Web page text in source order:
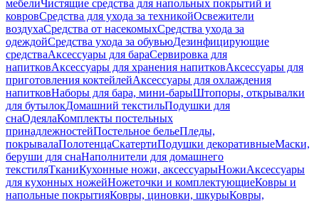
мебелиЧистящие средства для напольных покрытий и
ковровСредства для ухода за техникойОсвежители
воздухаСредства от насекомыхСредства ухода за
одеждойСредства ухода за обувьюДезинфицирующие
средстваАксессуары для бараСервировка для
напитковАксессуары для хранения напитковАксессуары для
приготовления коктейлейАксессуары для охлаждения
напитковНаборы для бара, мини-барыШтопоры, открывалки
для бутылокДомашний текстильПодушки для
снаОдеялаКомплекты постельных
принадлежностейПостельное бельеПледы,
покрывалаПолотенцаСкатертиПодушки декоративныеМаски,
беруши для снаНаполнители для домашнего
текстиляТканиКухонные ножи, аксессуарыНожиАксессуары
для кухонных ножейНожеточки и комплектующиеКовры и
напольные покрытияКовры, циновки, шкурыКовры,